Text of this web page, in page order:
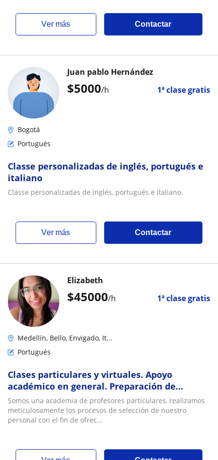
ver más Contactar
$5000/h 1ª clase gratis
Juan pablo Hernández
Bogotá
Portugués
Classe personalizadas de inglés, portugués e
italiano
Classe personalizadas de inglés, portugués e italiano.
ver más Contactar
$45000/h 1ª clase gratis
Elizabeth
Medellín, Bello, Envigado, It...
Portugués
Clases particulares y virtuales. Apoyo
académico en general. Preparación de
exámenes, traducciones, entre otros
servicios. Profes seleccionados para tu
seguridad y comodidad
Somos una academia de profesores particulares, realizamos
meticulosamente los procesos de selección de nuestro
personal con el fin de ofrec...